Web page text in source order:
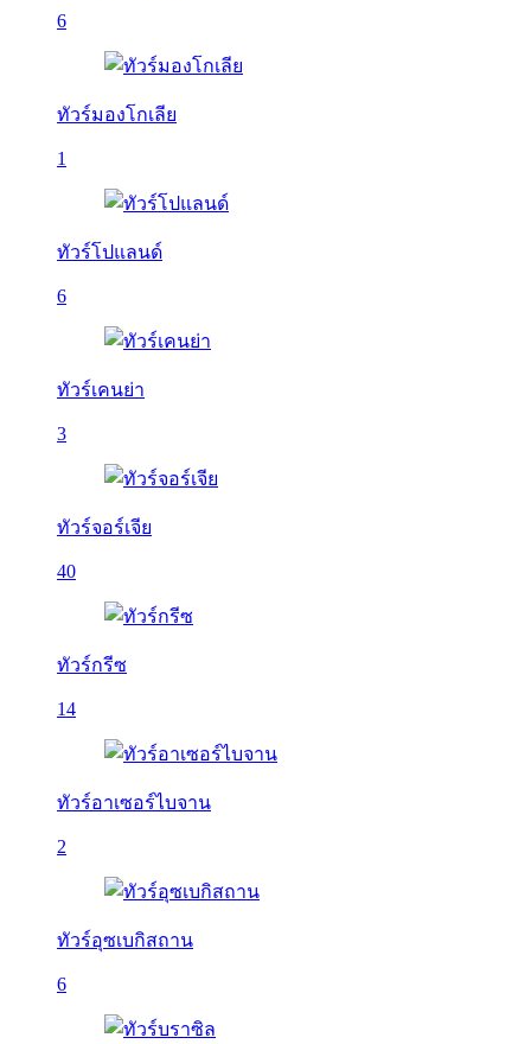
6
ทัวร์มองโกเลีย
1
ทัวร์โปแลนด์
6
ทัวร์เคนย่า
3
ทัวร์จอร์เจีย
40
ทัวร์กรีซ
14
ทัวร์อาเซอร์ไบจาน
2
ทัวร์อุซเบกิสถาน
6